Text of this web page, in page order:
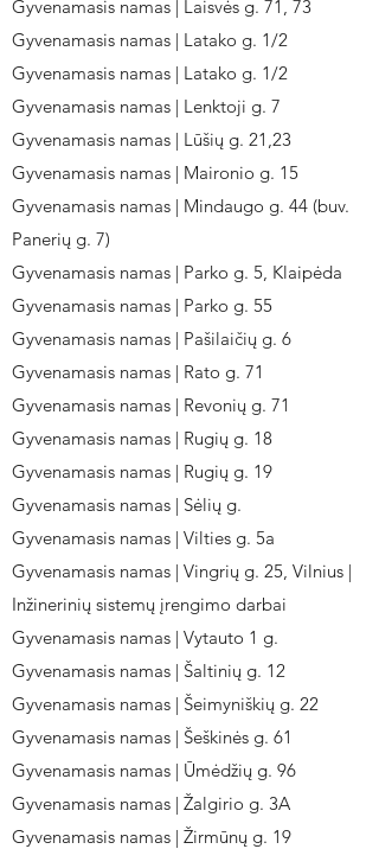
Gyvenamasis namas | Laisvės g. 71, 73
Gyvenamasis namas | Latako g. 1/2
Gyvenamasis namas | Latako g. 1/2
Gyvenamasis namas | Lenktoji g. 7
Gyvenamasis namas | Lūšių g. 21,23
Gyvenamasis namas | Maironio g. 15
Gyvenamasis namas | Mindaugo g. 44 (buv.
Panerių g. 7)
Gyvenamasis namas | Parko g. 5, Klaipėda
Gyvenamasis namas | Parko g. 55
Gyvenamasis namas | Pašilaičių g. 6
Gyvenamasis namas | Rato g. 71
Gyvenamasis namas | Revonių g. 71
Gyvenamasis namas | Rugių g. 18
Gyvenamasis namas | Rugių g. 19
Gyvenamasis namas | Sėlių g.
Gyvenamasis namas | Vilties g. 5a
Gyvenamasis namas | Vingrių g. 25, Vilnius |
Inžinerinių sistemų įrengimo darbai
Gyvenamasis namas | Vytauto 1 g.
Gyvenamasis namas | Šaltinių g. 12
Gyvenamasis namas | Šeimyniškių g. 22
Gyvenamasis namas | Šeškinės g. 61
Gyvenamasis namas | Ūmėdžių g. 96
Gyvenamasis namas | Žalgirio g. 3A
Gyvenamasis namas | Žirmūnų g. 19